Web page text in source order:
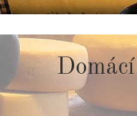
to
content